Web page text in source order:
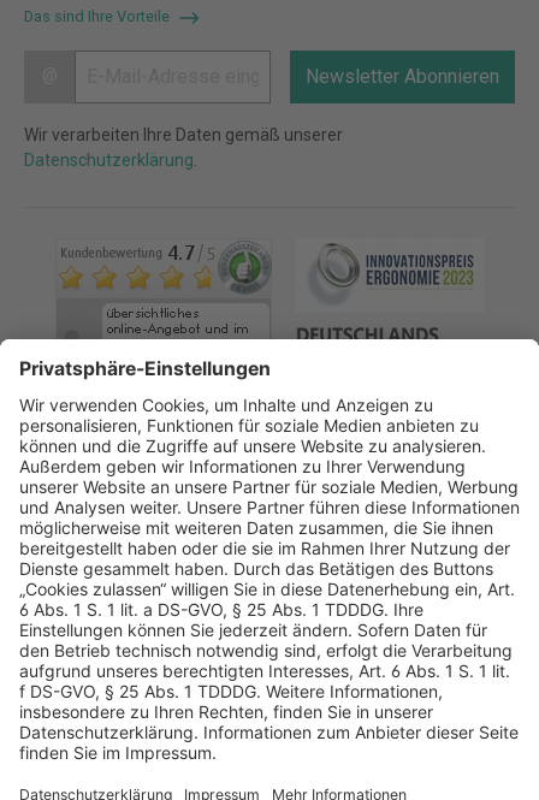
Das sind Ihre Vorteile
Newsletter Abonnieren
Wir verarbeiten Ihre Daten gemäß unserer
Datenschutzerklärung
AGB Datenschutz
Impressum
Sicherheitshinweis
Compliance